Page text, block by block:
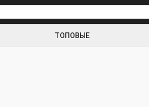
ТОПОВЫЕ